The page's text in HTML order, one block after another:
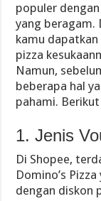
populer
yang beragam.
kamu
pizza
Namun,
beberapa hal
pahami.
1. Jenis
Di Shopee,
Domino’s
dengan diskon